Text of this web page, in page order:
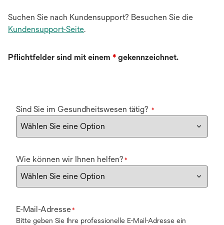
Suchen Sie nach Kundensupport? Besuchen Sie die
Kundensupport-Seite.
Pflichtfelder sind mit einem * gekennzeichnet.
Sind Sie im Gesundheitswesen tätig? *
Wie können wir Ihnen helfen? *
E-Mail-Adresse*
Bitte geben Sie Ihre professionelle E-Mail-Adresse ein